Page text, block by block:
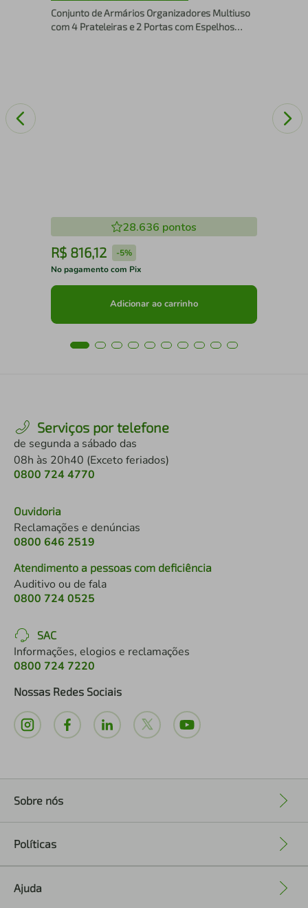
Conjunto de Armários Organizadores Multiuso
com 4 Prateleiras e 2 Portas com Espelhos
28.636 pontos
R$ 816,12 -5%
No pagamento com Pix
Adicionar ao carrinho
Serviços por telefone
de segunda a sábado das
08h às 20h40 (Exceto feriados)
0800 724 4770
Ouvidoria
Reclamações e denúncias
0800 646 2519
Atendimento a pessoas com deficiência
Auditivo ou de fala
0800 724 0525
SAC
Informações, elogios e reclamações
0800 724 7220
Nossas Redes Sociais
Sobre nós
Políticas
Ajuda